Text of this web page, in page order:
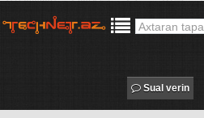
Sual verin